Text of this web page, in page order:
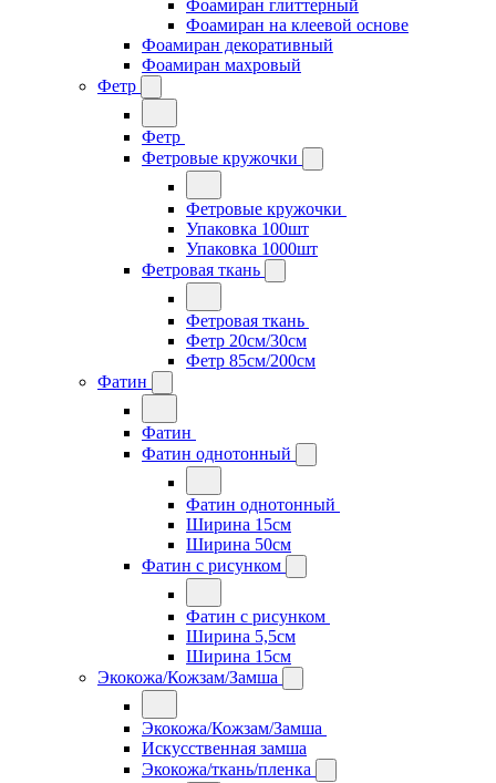
Фоамиран глиттерный
Фоамиран на клеевой основе
Фоамиран декоративный
Фоамиран махровый
Фетр
Фетр
Фетровые кружочки
Фетровые кружочки
Упаковка 100шт
Упаковка 1000шт
Фетровая ткань
Фетровая ткань
Фетр 20см/30см
Фетр 85см/200см
Фатин
Фатин
Фатин однотонный
Фатин однотонный
Ширина 15см
Ширина 50см
Фатин с рисунком
Фатин с рисунком
Ширина 5,5см
Ширина 15см
Экокожа/Кожзам/Замша
Экокожа/Кожзам/Замша
Искусственная замша
Экокожа/ткань/пленка